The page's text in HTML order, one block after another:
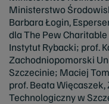
Ministerstwo
Barbara Łogin,
dla The Pew
Instytut Rybacki; prof.
Zachodniopomorski
Szczecinie; Maciej
prof. Beata
Technologiczny w